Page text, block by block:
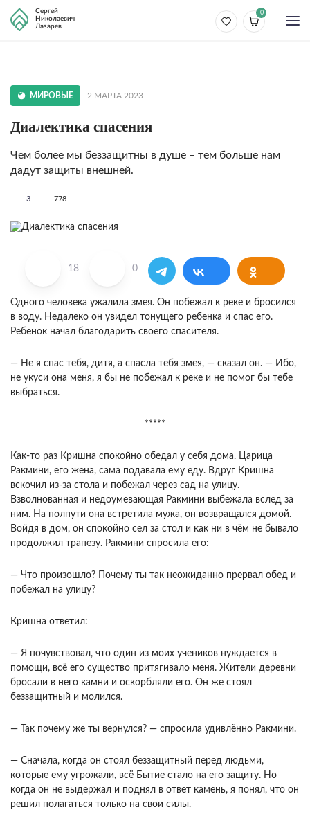
Сергей
Николаевич
Лазарев
0
МИРОВЫЕ 2 МАРТА 2023
Диалектика спасения
Чем более мы беззащитны в душе – тем больше нам
дадут защиты внешней.
3 778
18 0
Одного человека ужалила змея. Он побежал к реке и бросился
в воду. Недалеко он увидел тонущего ребенка и спас его.
Ребенок начал благодарить своего спасителя.
— Не я спас тебя, дитя, а спасла тебя змея, — сказал он. — Ибо,
не укуси она меня, я бы не побежал к реке и не помог бы тебе
выбраться.
*****
Как-то раз Кришна спокойно обедал у себя дома. Царица
Ракмини, его жена, сама подавала ему еду. Вдруг Кришна
вскочил из-за стола и побежал через сад на улицу.
Взволнованная и недоумевающая Ракмини выбежала вслед за
ним. На полпути она встретила мужа, он возвращался домой.
Войдя в дом, он спокойно сел за стол и как ни в чём не бывало
продолжил трапезу. Ракмини спросила его:
— Что произошло? Почему ты так неожиданно прервал обед и
побежал на улицу?
Кришна ответил:
— Я почувствовал, что один из моих учеников нуждается в
помощи, всё его существо притягивало меня. Жители деревни
бросали в него камни и оскорбляли его. Он же стоял
беззащитный и молился.
— Так почему же ты вернулся? — спросила удивлённо Ракмини.
— Сначала, когда он стоял беззащитный перед людьми,
которые ему угрожали, всё Бытие стало на его защиту. Но
когда он не выдержал и поднял в ответ камень, я понял, что он
решил полагаться только на свои силы.